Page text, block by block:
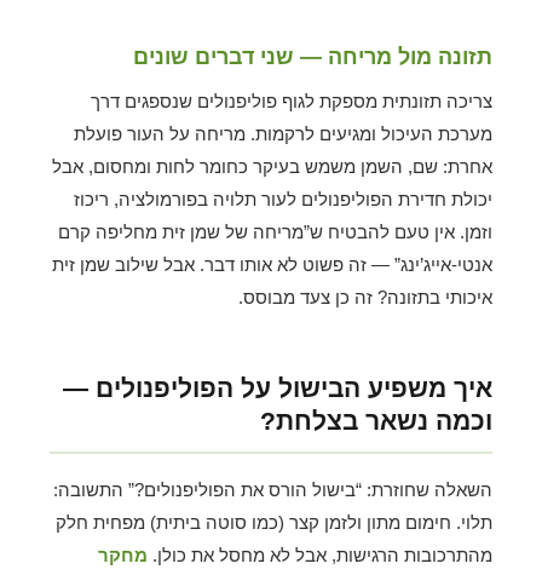
תזונה מול מריחה — שני דברים שונים
צריכה תזונתית מספקת לגוף פוליפנולים שנספגים דרך
מערכת העיכול ומגיעים לרקמות. מריחה על העור פועלת
אחרת: שם, השמן משמש בעיקר כחומר לחות ומחסום, אבל
יכולת חדירת הפוליפנולים לעור תלויה בפורמולציה, ריכוז
וזמן. אין טעם להבטיח ש”מריחה של שמן זית מחליפה קרם
אנטי-אייג’ינג” — זה פשוט לא אותו דבר. אבל שילוב שמן זית
איכותי בתזונה? זה כן צעד מבוסס.
איך משפיע הבישול על הפוליפנולים —
וכמה נשאר בצלחת?
השאלה שחוזרת: “בישול הורס את הפוליפנולים?” התשובה:
תלוי. חימום מתון ולזמן קצר (כמו סוטה ביתית) מפחית חלק
מהתרכובות הרגישות, אבל לא מחסל את כולן. מחקר